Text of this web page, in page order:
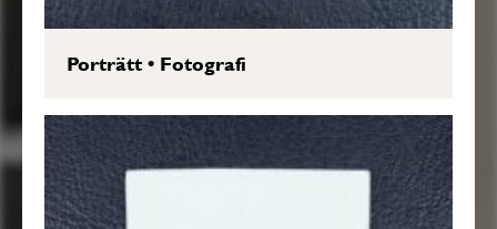
Porträtt• Fotografi